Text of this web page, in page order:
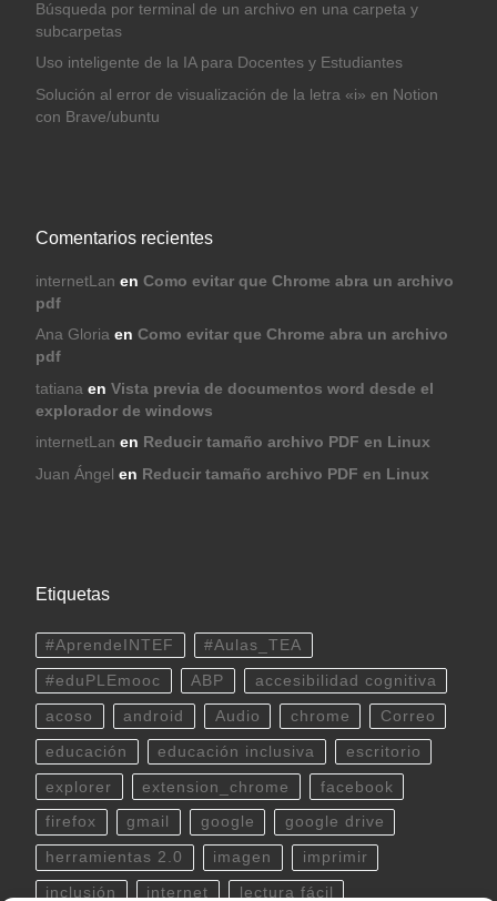
Búsqueda por terminal de un archivo en una carpeta y
subcarpetas
Uso inteligente de la IA para Docentes y Estudiantes
Solución al error de visualización de la letra «i» en Notion
con Brave/ubuntu
Comentarios recientes
internetLan en Como evitar que Chrome abra un archivo
pdf
Ana Gloriaen Como evitar que Chrome abra un archivo
pdf
tatiana en Vista previa de documentos word desde el
explorador de windows
internetLan en Reducir tamaño archivo PDF en Linux
Juan Ángel en Reducir tamaño archivo PDF en Linux
Etiquetas
#AprendeINTEF #Aulas_TEA
#eduPLEmooc ABP accesibilidad cognitiva
acoso android Audio chrome Correo
educación educación inclusiva escritorio
explorer extension_chrome facebook
firefox gmail google google drive
herramientas 2.0 imagen imprimir
inclusión internet lectura fácil